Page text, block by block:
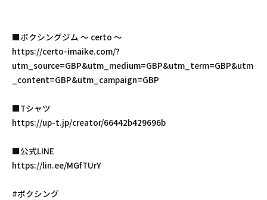
■ボクシングジム 〜 certo 〜
https://certo-imaike.com/?
utm_source=GBP&utm_medium=GBP&utm_term=GBP&utm
_content=GBP&utm_campaign=GBP
■Tシャツ
https://up-t.jp/creator/66442b429696b
■公式LINE
https://lin.ee/MGfTUrY
#ボクシング